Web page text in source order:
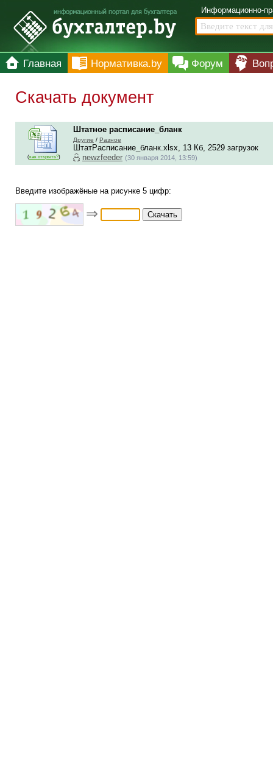
Информационно-
Главная Нормативка.by Форум
Скачать документ
(как открыть?)
Штатное расписание_бланк
Другие / Разное
ШтатРасписание_бланк.xlsx, 13 Кб, 2529 загрузок
newzfeeder (30 января 2014, 13:59)
Введите изображёные на рисунке 5 цифр:
⇒